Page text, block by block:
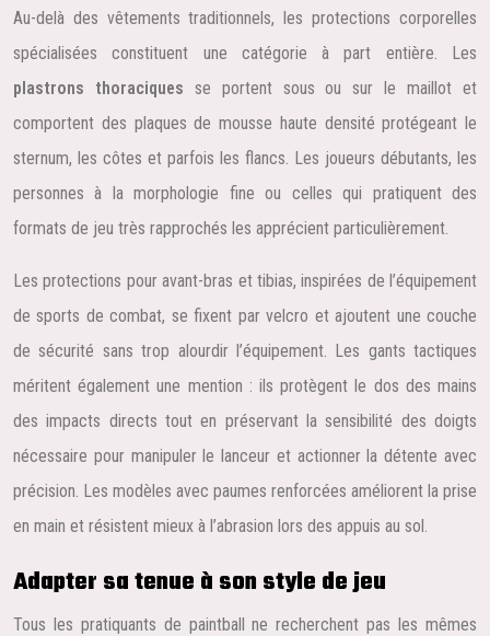
Au-delà des vêtements traditionnels, les protections corporelles
spécialisées constituent une catégorie à part entière. Les
plastrons thoraciques se portent sous ou sur le maillot et
comportent des plaques de mousse haute densité protégeant le
sternum, les côtes et parfois les flancs. Les joueurs débutants, les
personnes à la morphologie fine ou celles qui pratiquent des
formats de jeu très rapprochés les apprécient particulièrement.
Les protections pour avant-bras et tibias, inspirées de l’équipement
de sports de combat, se fixent par velcro et ajoutent une couche
de sécurité sans trop alourdir l’équipement. Les gants tactiques
méritent également une mention : ils protègent le dos des mains
des impacts directs tout en préservant la sensibilité des doigts
nécessaire pour manipuler le lanceur et actionner la détente avec
précision. Les modèles avec paumes renforcées améliorent la prise
en main et résistent mieux à l’abrasion lors des appuis au sol.
Adapter sa tenue à son style de jeu
Tous les pratiquants de paintball ne recherchent pas les mêmes